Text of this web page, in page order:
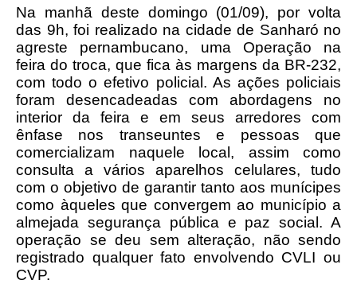
Na manhã deste domingo (01/09), por volta
das 9h, foi realizado na cidade de Sanharó no
agreste pernambucano, uma Operação na
feira do troca, que fica às margens da BR-232,
com todo o efetivo policial. As ações policiais
foram desencadeadas com abordagens no
interior da feira e em seus arredores com
ênfase nos transeuntes e pessoas que
comercializam naquele local, assim como
consulta a vários aparelhos celulares, tudo
com o objetivo de garantir tanto aos munícipes
como àqueles que convergem ao município a
almejada segurança pública e paz social. A
operação se deu sem alteração, não sendo
registrado qualquer fato envolvendo CVLI ou
CVP.